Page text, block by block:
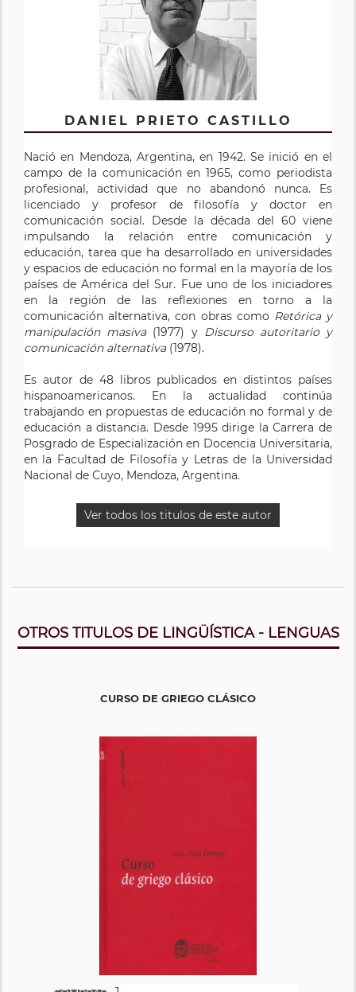
DANIEL PRIETO CASTILLO
Nació en Mendoza, Argentina, en 1942. Se inició en el
campo de la comunicación en 1965, como periodista
profesional, actividad que no abandonó nunca. Es
licenciado y profesor de filosofía y doctor en
comunicación social. Desde la década del 60 viene
impulsando la relación entre comunicación y
educación, tarea que ha desarrollado en universidades
y espacios de educación no formal en la mayoría de los
países de América del Sur. Fue uno de los iniciadores
en la región de las reflexiones en torno a la
comunicación alternativa, con obras como Retórica y
manipulación masiva(1977) y Discurso autoritario y
comunicación alternativa(1978).
Es autor de 48 libros publicados en distintos países
hispanoamericanos. En la actualidad continúa
trabajando en propuestas de educación no formal y de
educación a distancia. Desde 1995 dirige la Carrera de
Posgrado de Especialización en Docencia Universitaria,
en la Facultad de Filosofía y Letras de la Universidad
Nacional de Cuyo, Mendoza, Argentina.
Ver todos los titulos de este autor
OTROS TITULOS DE LINGÜÍSTICA - LENGUAS
CURSO DE GRIEGO CLÁSICO